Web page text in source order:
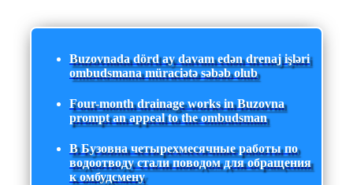
Buzovnada dörd ay davam edən drenaj işləri
ombudsmana müraciətə səbəb olub
Four-month drainage works in Buzovna
prompt an appeal to the ombudsman
В Бузовна четырехмесячные работы по
водоотводу стали поводом для обращения
к омбудсмену